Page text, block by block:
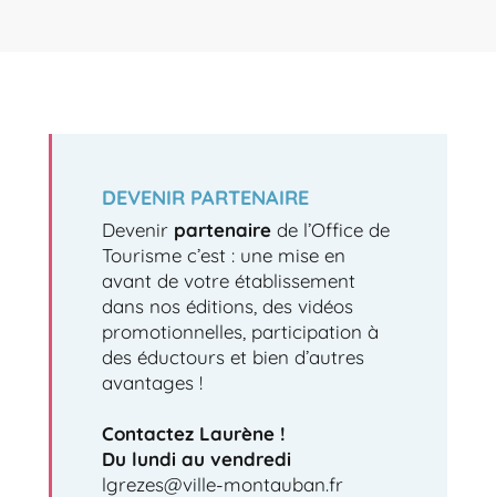
DEVENIR PARTENAIRE
Devenir partenaire de l’Office de
Tourisme c’est : une mise en
avant de votre établissement
dans nos éditions, des vidéos
promotionnelles, participation à
des éductours et bien d’autres
avantages !
Contactez Laurène !
Du lundi au vendredi
lgrezes@ville-montauban.fr